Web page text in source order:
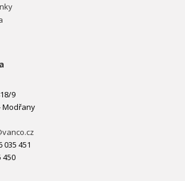
9
Modřany
035 451
450